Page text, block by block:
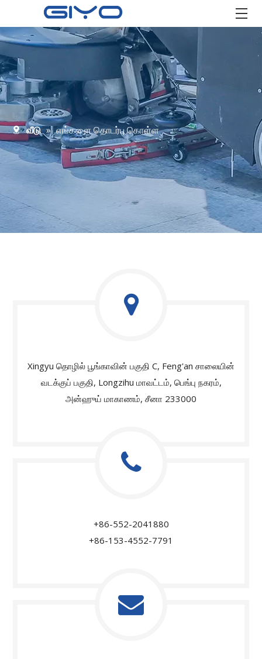
வீடு » எங்களை தொடர்பு கொள்ள
Xingyu தொழில் பூங்காவின் பகுதி C, Feng'an சாலையின்
வடக்குப் பகுதி, Longzihu மாவட்டம், பெங்பு நகரம்,
அன்ஹுய் மாகாணம், சீனா 233000
+86-552-2041880
+86-153-4552-7791